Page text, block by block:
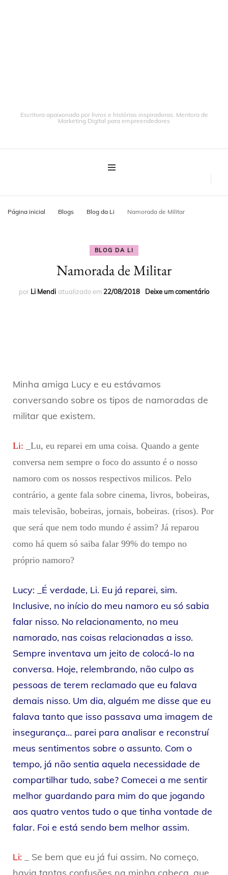
Escritora apaixonada por livros e histórias inspiradoras. Mentora de
Marketing Digital para empreendedores
Página inicial Blogs Blog da Li Namorada de Militar
BLOG DA LI
Namorada de Militar
por Li Mendi atualizado em 22/08/2018 Deixe um comentário
Minha amiga Lucy e eu estávamos
conversando sobre os tipos de namoradas de
militar que existem.
Li: _Lu, eu reparei em uma coisa. Quando a gente
conversa nem sempre o foco do assunto é o nosso
namoro com os nossos respectivos milicos. Pelo
contrário, a gente fala sobre cinema, livros, bobeiras,
mais televisão, bobeiras, jornais, bobeiras. (risos). Por
que será que nem todo mundo é assim? Já reparou
como há quem só saiba falar 99% do tempo no
próprio namoro?
Lucy: _É verdade, Li. Eu já reparei, sim.
Inclusive, no início do meu namoro eu só sabia
falar nisso. No relacionamento, no meu
namorado, nas coisas relacionadas a isso.
Sempre inventava um jeito de colocá-lo na
conversa. Hoje, relembrando, não culpo as
pessoas de terem reclamado que eu falava
demais nisso. Um dia, alguém me disse que eu
falava tanto que isso passava uma imagem de
insegurança… parei para analisar e reconstruí
meus sentimentos sobre o assunto. Com o
tempo, já não sentia aquela necessidade de
compartilhar tudo, sabe? Comecei a me sentir
melhor guardando para mim do que jogando
aos quatro ventos tudo o que tinha vontade de
falar. Foi e está sendo bem melhor assim.
Li: _ Se bem que eu já fui assim. No começo,